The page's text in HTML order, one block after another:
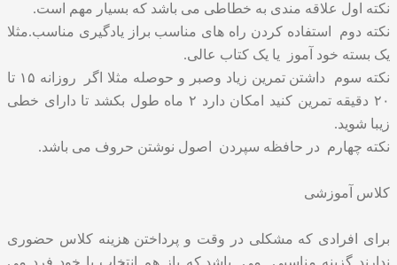
نکته اول علاقه مندی به خطاطی می باشد که بسیار مهم است.
نکته دوم استفاده کردن راه های مناسب براز یادگیری مناسب.مثلا
یک بسته خود آموز یا یک کتاب عالی.
نکته سوم داشتن تمرین زیاد وصبر و حوصله مثلا اگر روزانه ۱۵ تا
۲۰ دقیقه تمرین کنید امکان دارد ۲ ماه طول بکشد تا دارای خطی
زیبا شوید.
نکته چهارم در حافظه سپردن اصول نوشتن حروف می باشد.
کلاس آموزشی
برای افرادی که مشکلی در وقت و پرداختن هزینه کلاس حضوری